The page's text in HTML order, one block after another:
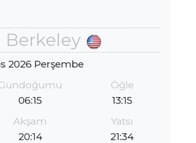
Berkeley
2026 Perşembe
06:15
Öğle
13:15
Akşam
20:14
Yatsı
21:34